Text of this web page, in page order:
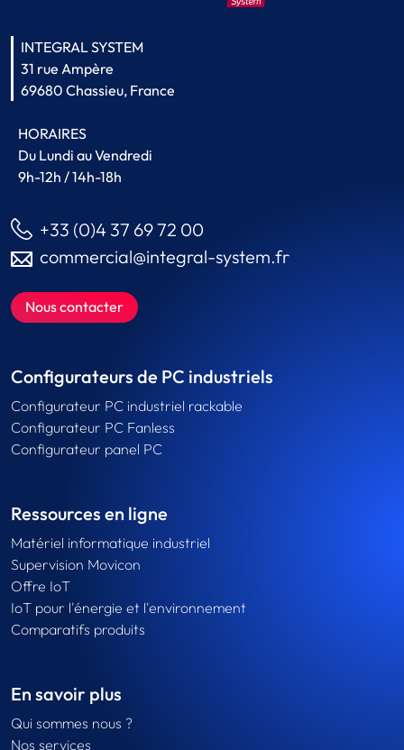
INTEGRAL SYSTEM
31 rue Ampère
69680 Chassieu, France
HORAIRES
Du Lundi au Vendredi
9h-12h / 14h-18h
+33 (0)4 37 69 72 00
commercial@integral-system.fr
Nous contacter
Configurateurs de PC industriels
Configurateur PC industriel rackable
Configurateur PC Fanless
Configurateur panel PC
Ressources en ligne
Matériel informatique industriel
Supervision Movicon
Offre IoT
IoT pour l'énergie et l'environnement
Comparatifs produits
En savoir plus
Qui sommes nous ?
Nos services